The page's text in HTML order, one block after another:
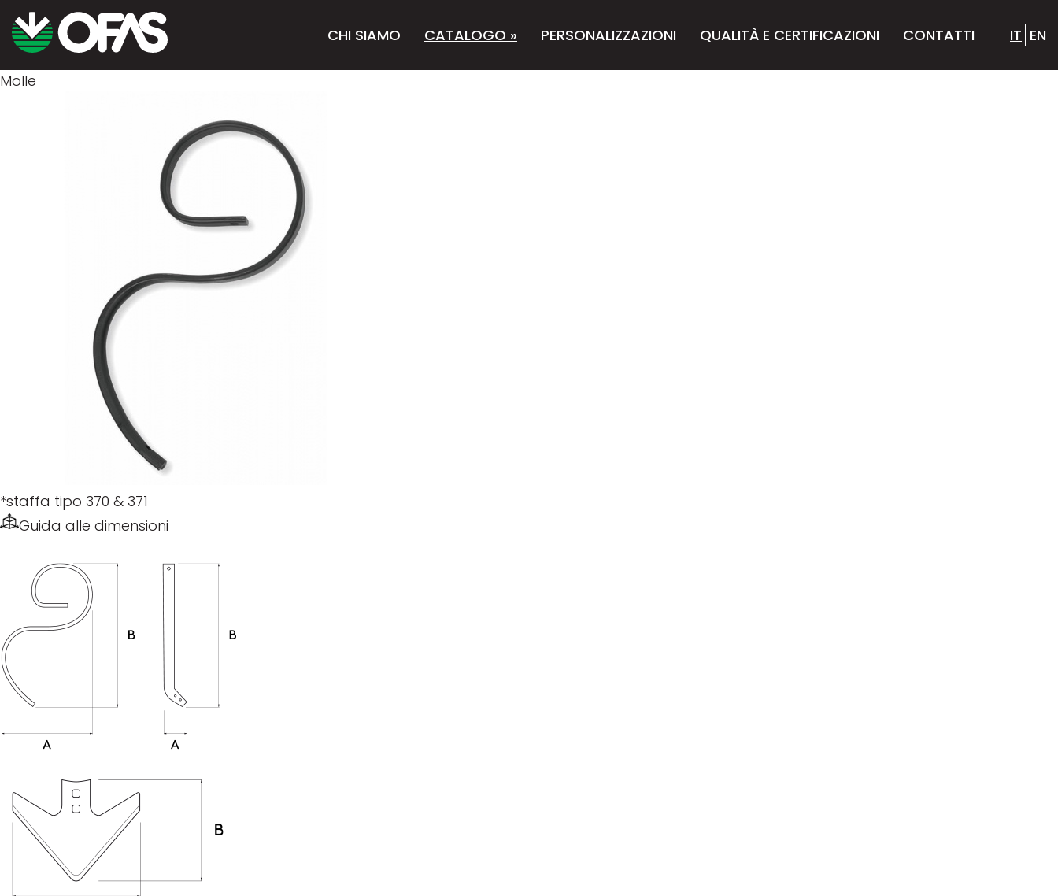
CHI SIAMO CATALOGO » PERSONALIZZAZIONI QUALITÀ E CERTIFICAZIONI CONTATTI IT EN
Molle
*staffa tipo 370 & 371
Guida alle dimensioni